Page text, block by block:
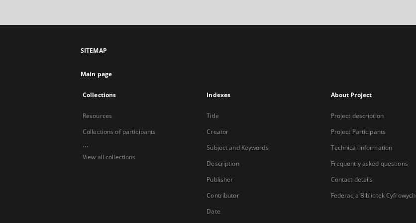
SITEMAP
Main page
Collections
Resources
Collections of participants
...
View all collections
Indexes
Title
Creator
Subject and Keywords
Description
Publisher
Contributor
Date
About Project
Project description
Project Participants
Technical information
Frequently asked questions
Contact details
Federacja Bibliotek Cyfrowych